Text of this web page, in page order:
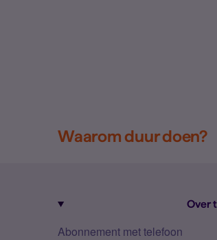
Waarom duur doen?
Over
Abonnement met telefoon